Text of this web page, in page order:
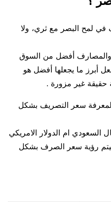
لمح البصر مع ثري، ولا
والمصارف أفضل من السوق
أبرز ما يجعلها أفضل هو
غير مزورة .
سعر التصريف بشكل
ام الدولار الامريكي
رؤية سعر الصرف بشكل